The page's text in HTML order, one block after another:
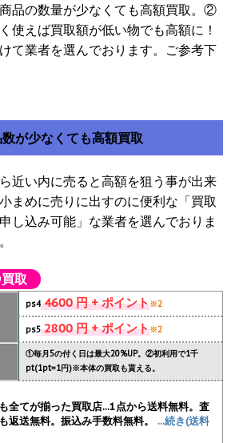
品の数量が少なくても高額買取。②
使えば買取額が低い物でも高額に！
て業者を選んでおります。ご参考下
が少なくても高額買取
近い内に売ると高額を狙う事が出来
まめに売りに出すのに便利な「買取
し込み可能」な業者を選んでおりま
買取
ps44600 円 + ポイント※2
ps52800 円 + ポイント※2
①毎月5の付く日は最大20%UP。②初利用で1千
pt(1pt=1円)※本体の買取も貰える。
全てが揃った買取店...1点から送料無料。査
返送無料。振込み手数料無料。
...続き(送料